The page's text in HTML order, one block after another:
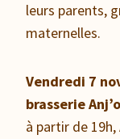
leurs parents,
maternelles.
Vendredi 7
brasserie
à partir de 19h,